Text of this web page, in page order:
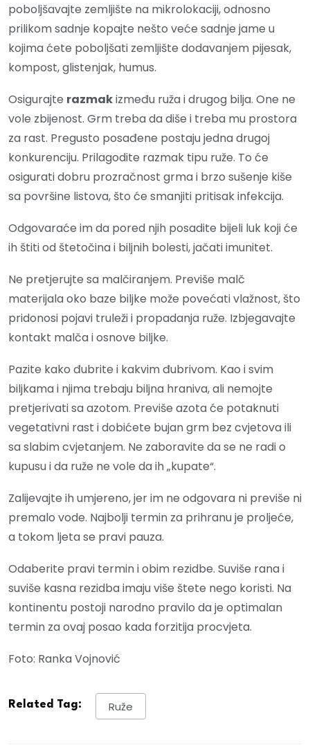
poboljšavajte zemljište na mikrolokaciji, odnosno
prilikom sadnje kopajte nešto veće sadnje jame u
kojima ćete poboljšati zemljište dodavanjem pijesak,
kompost, glistenjak, humus.
Osigurajte razmakizmeđu ruža i drugog bilja. One ne
vole zbijenost. Grm treba da diše i treba mu prostora
za rast. Pregusto posađene postaju jedna drugoj
konkurenciju. Prilagodite razmak tipu ruže. To će
osigurati dobru prozračnost grma i brzo sušenje kiše
sa površine listova, što će smanjiti pritisak infekcija.
Odgovaraće im da pored njih posadite bijeli luk koji će
ih štiti od štetočina i biljnih bolesti, jačati imunitet.
Ne pretjerujte sa malčiranjem. Previše malč
materijala oko baze biljke može povećati vlažnost, što
pridonosi pojavi truleži i propadanja ruže. Izbjegavajte
kontakt malča i osnove biljke.
Pazite kako đubrite i kakvim đubrivom. Kao i svim
biljkama i njima trebaju biljna hraniva, ali nemojte
pretjerivati sa azotom. Previše azota će potaknuti
vegetativni rast i dobićete bujan grm bez cvjetova ili
sa slabim cvjetanjem. Ne zaboravite da se ne radi o
kupusu i da ruže ne vole da ih „kupate“.
Zalijevajte ih umjereno, jer im ne odgovara ni previše ni
premalo vode. Najbolji termin za prihranu je proljeće,
a tokom ljeta se pravi pauza.
Odaberite pravi termin i obim rezidbe. Suviše rana i
suviše kasna rezidba imaju više štete nego koristi. Na
kontinentu postoji narodno pravilo da je optimalan
termin za ovaj posao kada forzitija procvjeta.
Foto: Ranka Vojnović
Related Tag: Ruže